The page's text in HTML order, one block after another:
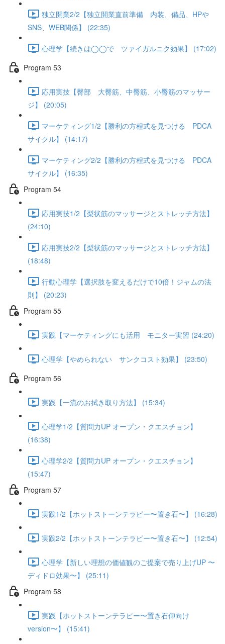
独立開業2/2【独立開業直前準備 内装、備品、HPや
SNS、WEB関係】 (22:35)
心理学【続きは◯◯で ツァイガルニク効果】 (17:02)
Program 53
応用実技【臀部 大臀筋、中臀筋、小臀筋のマッサー
ジ】 (20:05)
マーケティング1/2【勝利の方程式を見つける PDCA
サイクル】 (14:17)
マーケティング2/2【勝利の方程式を見つける PDCA
サイクル】 (16:35)
Program 54
応用実技1/2【梨状筋のマッサージとストレッチ方法】
(24:10)
応用実技2/2【梨状筋のマッサージとストレッチ方法】
(18:48)
行動心理学【選択肢を変えるだけで10倍！ジャムの法
則】 (20:23)
Program 55
実践【マーケティングにも活用 モニター実習 (24:20)
心理学【やめられない サンクコスト効果】 (23:50)
Program 56
実践【一流のお拭き取り方法】 (15:34)
心理学1/2【質問力UP オープン・クエスチョン】
(16:38)
心理学2/2【質問力UP オープン・クエスチョン】
(15:47)
Program 57
実践1/2【ホットストーンテラピー〜置き石〜】 (16:28)
実践2/2【ホットストーンテラピー〜置き石〜】 (12:54)
心理学【新しい理想の価値観のご提案で売り上げUP 〜
ディドロ効果〜】 (25:11)
Program 58
実践【ホットストーンテラピー〜置き石仰向け
version〜】 (15:41)